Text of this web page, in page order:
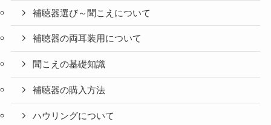
補聴器選び～聞こえについて
補聴器の両耳装用について
聞こえの基礎知識
補聴器の購入方法
ハウリングについて